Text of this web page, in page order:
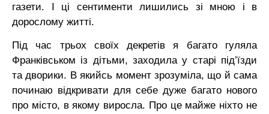
газети. І ці сентименти лишились зі мною і в
дорослому житті.
Під час трьох своїх декретів я багато гуляла
Франківськом із дітьми, заходила у старі під’їзди
та дворики. В якийсь момент зрозуміла, що й сама
починаю відкривати для себе дуже багато нового
про місто, в якому виросла. Про це майже ніхто не